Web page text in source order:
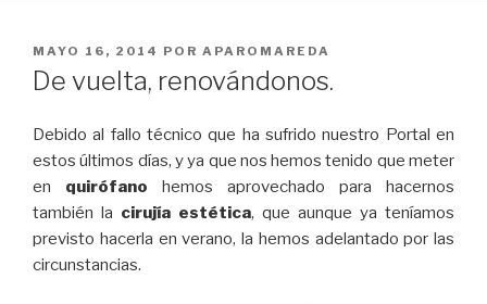
PUBLICADO
EL
MAYO 16, 2014 POR APAROMAREDA
De vuelta, renovándonos.
Debido al fallo técnico que ha sufrido nuestro Portal en
estos últimos días, y ya que nos hemos tenido que meter
en quirófano hemos aprovechado para hacernos
también la cirujía estética, que aunque ya teníamos
previsto hacerla en verano, la hemos adelantado por las
circunstancias.